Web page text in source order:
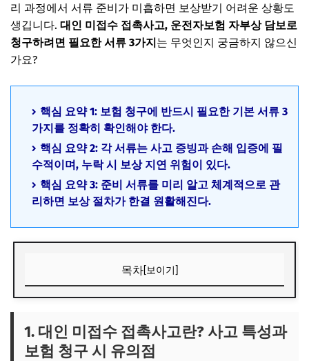
리 과정에서 서류 준비가 미흡하면 보상받기 어려운 상황도
생깁니다. 대인 미접수 접촉사고, 운전자보험 자부상 담보로
청구하려면 필요한 서류 3가지는 무엇인지 궁금하지 않으신
가요?
핵심 요약 1: 보험 청구에 반드시 필요한 기본 서류 3
가지를 정확히 확인해야 한다.
핵심 요약 2: 각 서류는 사고 증빙과 손해 입증에 필
수적이며, 누락 시 보상 지연 위험이 있다.
핵심 요약 3: 준비 서류를 미리 알고 체계적으로 관
리하면 보상 절차가 한결 원활해진다.
목차[보이기]
1) 대인 미접수 접촉사고의 정의와 발생 유형
1. 대인 미접수 접촉사고란? 사고 특성과
보험 청구 시 유의점